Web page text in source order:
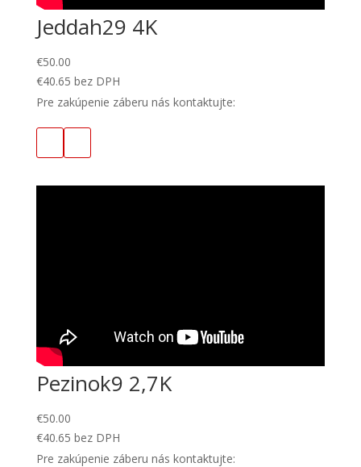
Jeddah29 4K
€50.00
€40.65 bez DPH
Pre zakúpenie záberu nás kontaktujte:
Pezinok9 2,7K
€50.00
€40.65 bez DPH
Pre zakúpenie záberu nás kontaktujte: